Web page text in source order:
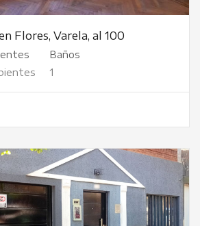
Flores, Varela, al 100
Baños
1